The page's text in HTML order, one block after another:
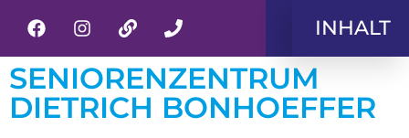
INHALT
SENIORENZENTRUM
DIETRICH BONHOEFFER